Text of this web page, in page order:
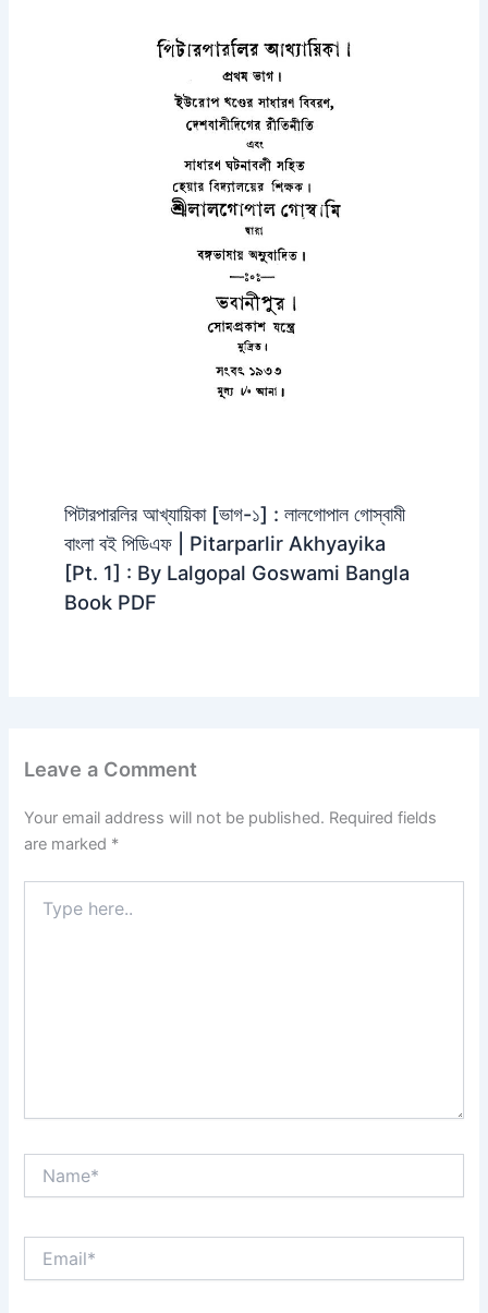
পিটারপারলির আখ্যায়িকা [ভাগ-১] : লালগোপাল গোস্বামী
বাংলা বই পিডিএফ | Pitarparlir Akhyayika
[Pt. 1] : By Lalgopal Goswami Bangla
Book PDF
Leave a Comment
Your email address will not be published. Required fields
are marked *
here..